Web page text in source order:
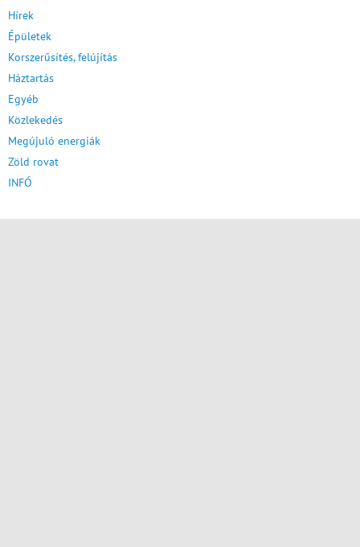
Hírek
Épületek
Korszerűsítés, felújítás
Háztartás
Egyéb
Közlekedés
Megújuló energiák
Zöld rovat
INFÓ